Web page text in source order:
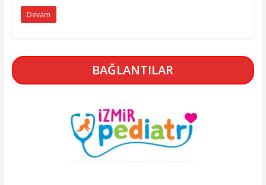
Devam
BAĞLANTILAR